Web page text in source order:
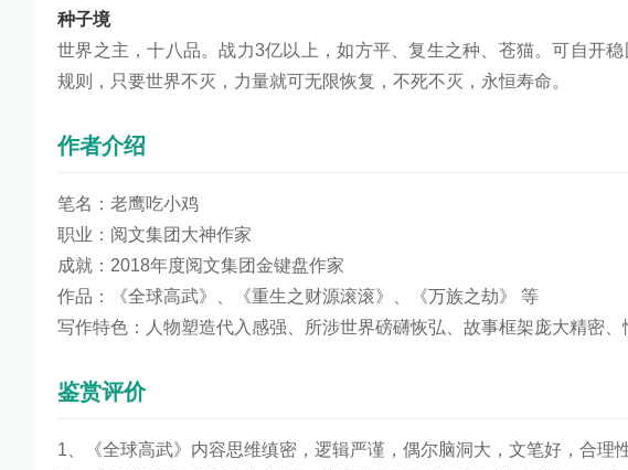
种子境
世界之主，十八品。战力3亿以上，如方平、复生之种、苍猫。可自开
规则，只要世界不灭，力量就可无限恢复，不死不灭，永恒寿命。
作者介绍
笔名：老鹰吃小鸡
职业：阅文集团大神作家
成就：2018年度阅文集团金键盘作家
作品：《全球高武》、《重生之财源滚滚》、《万族之劫》 等
写作特色：人物塑造代入感强、所涉世界磅礴恢弘、故事框架庞大精密
鉴赏评价
1、《全球高武》内容思维缜密，逻辑严谨，偶尔脑洞大，文笔好，合理